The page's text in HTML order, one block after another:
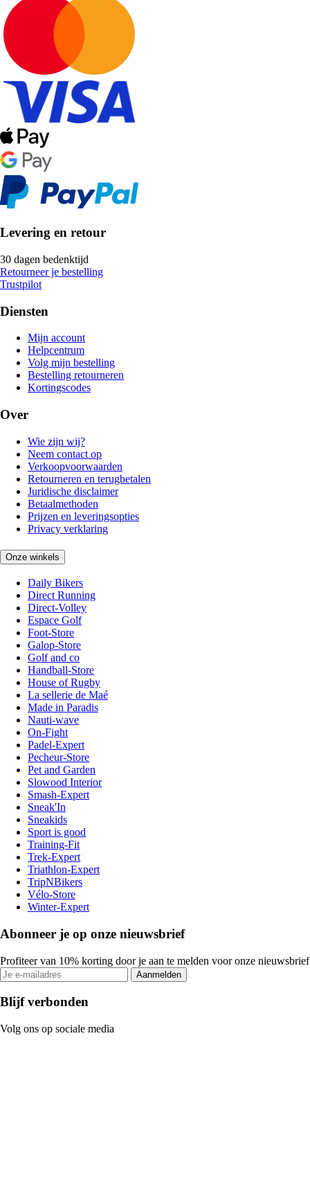
Levering en retour
30 dagen bedenktijd
Retourneer je bestelling
Trustpilot
Diensten
Mijn account
Helpcentrum
Volg mijn bestelling
Bestelling retourneren
Kortingscodes
Over
Wie zijn wij?
Neem contact op
Verkoopvoorwaarden
Retourneren en terugbetalen
Juridische disclaimer
Betaalmethoden
Prijzen en leveringsopties
Privacy verklaring
Onze winkels
Daily Bikers
Direct Running
Direct-Volley
Espace Golf
Foot-Store
Galop-Store
Golf and co
Handball-Store
House of Rugby
La sellerie de Maé
Made in Paradis
Nauti-wave
On-Fight
Padel-Expert
Pecheur-Store
Pet and Garden
Slowood Interior
Smash-Expert
Sneak'In
Sneakids
Sport is good
Training-Fit
Trek-Expert
Triathlon-Expert
TripNBikers
Vélo-Store
Winter-Expert
Abonneer je op onze nieuwsbrief
Profiteer van 10% korting door je aan te melden voor onze nieuwsbrief
Aanmelden
Blijf verbonden
Volg ons op sociale media